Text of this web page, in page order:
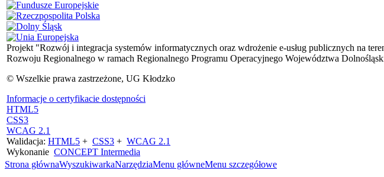
Projekt "Rozwój i integracja systemów informatycznych oraz wdrożenie e-usług publicznych na
Rozwoju Regionalnego w ramach Regionalnego Programu Operacyjnego Województwa
© Wszelkie prawa zastrzeżone, UG Kłodzko
Informacje o certyfikacie dostępności
HTML5
CSS3
WCAG 2.1
Walidacja: HTML5 + CSS3 + WCAG 2.1
Wykonanie CONCEPT Intermedia
Strona głównaWyszukiwarkaNarzędziaMenu główneMenu szczegółowe